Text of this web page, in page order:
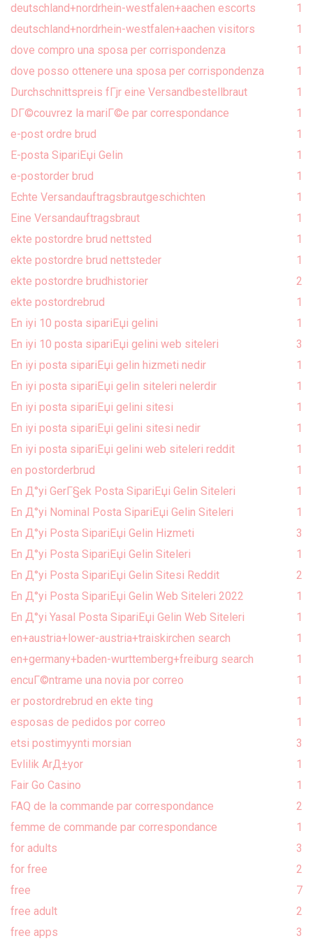
deutschland+nordrhein-westfalen+aachen escorts
1
deutschland+nordrhein-westfalen+aachen visitors
1
dove compro una sposa per corrispondenza
1
dove posso ottenere una sposa per corrispondenza
1
Durchschnittspreis fГјr eine Versandbestellbraut
1
DГ©couvrez la mariГ©e par correspondance
1
e-post ordre brud
1
E-posta SipariЕџi Gelin
1
e-postorder brud
1
Echte Versandauftragsbrautgeschichten
1
Eine Versandauftragsbraut
1
ekte postordre brud nettsted
1
ekte postordre brud nettsteder
1
ekte postordre brudhistorier
2
ekte postordrebrud
1
En iyi 10 posta sipariЕџi gelini
1
En iyi 10 posta sipariЕџi gelini web siteleri
3
En iyi posta sipariЕџi gelin hizmeti nedir
1
En iyi posta sipariЕџi gelin siteleri nelerdir
1
En iyi posta sipariЕџi gelini sitesi
1
En iyi posta sipariЕџi gelini sitesi nedir
1
En iyi posta sipariЕџi gelini web siteleri reddit
1
en postorderbrud
1
En Д°yi GerГ§ek Posta SipariЕџi Gelin Siteleri
1
En Д°yi Nominal Posta SipariЕџi Gelin Siteleri
1
En Д°yi Posta SipariЕџi Gelin Hizmeti
3
En Д°yi Posta SipariЕџi Gelin Siteleri
1
En Д°yi Posta SipariЕџi Gelin Sitesi Reddit
2
En Д°yi Posta SipariЕџi Gelin Web Siteleri 2022
1
En Д°yi Yasal Posta SipariЕџi Gelin Web Siteleri
1
en+austria+lower-austria+traiskirchen search
1
en+germany+baden-wurttemberg+freiburg search
1
encuГ©ntrame una novia por correo
1
er postordrebrud en ekte ting
1
esposas de pedidos por correo
1
etsi postimyynti morsian
3
Evlilik ArД±yor
1
Fair Go Casino
1
FAQ de la commande par correspondance
2
femme de commande par correspondance
1
for adults
3
for free
2
free
7
free adult
2
free apps
3